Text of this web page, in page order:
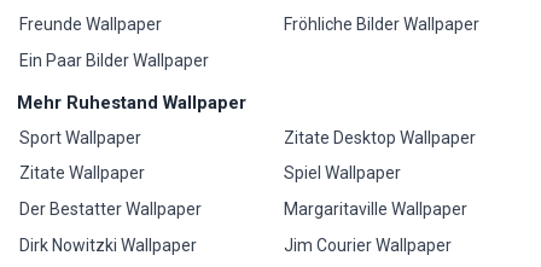
Freunde Wallpaper
Ein Paar Bilder Wallpaper
Fröhliche Bilder Wallpaper
Mehr Ruhestand Wallpaper
Sport Wallpaper
Zitate Wallpaper
Der Bestatter Wallpaper
Dirk Nowitzki Wallpaper
Zitate Desktop Wallpaper
Spiel Wallpaper
Margaritaville Wallpaper
Jim Courier Wallpaper